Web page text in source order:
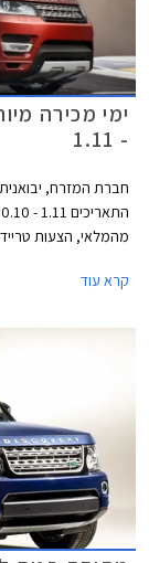
- 1.11
חברת המזרח, יבואנית
מהמלאי, הצעות
קרא עוד